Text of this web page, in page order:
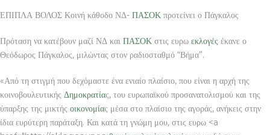
ΕΠΙΠΛΑ ΒΟΛΟΣ Κοινή κάθοδο ΝΔ- ΠΑΣΟΚ προτείνει ο Πάγκαλος
Πρόταση να κατέβουν μαζί ΝΔ και ΠΑΣΟΚ στις ευρω εκλογές έκανε ο
Θεόδωρος Πάγκαλος, μιλώντας στον ραδιοσταθμό “Βήμα”.
«Από τη στιγμή που δεχόμαστε ένα ενιαίο πλαίσιο, που είναι η αρχή της
κοινοβουλευτικής Δημοκρατίας, του ευρωπαϊκού προσανατολισμού και της
ύπαρξης της μικτής οικονομίας μέσα στο πλαίσιο της αγοράς, ανήκεις στην
ίδια ευρύτερη παράταξη. Και κατά τη γνώμη μου, στις ευρω <a